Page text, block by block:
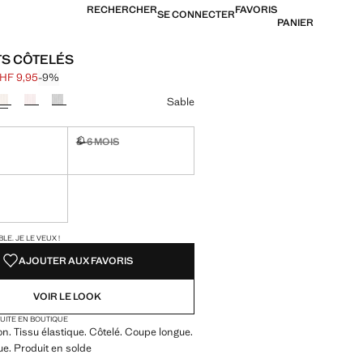
RECHERCHERSE CONNECTERFAVORIS
PANIER
CÔTELÉS
[CHF 10,95 ]
9,95 ]
9,95-9%
couleur
Sable
3–6 MOIS
!
JE LE VEUX !
AJOUTER AUX FAVORIS
VOIR LE LOOK
EN BOUTIQUE
Tissu élastique. Côtelé. Coupe longue.
Produit en solde